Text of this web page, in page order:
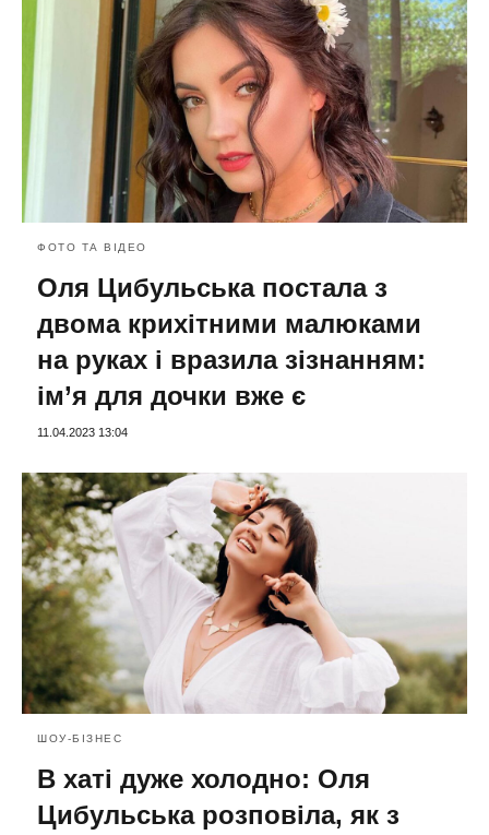
ФОТО ТА ВІДЕО
Оля Цибульська постала з
двома крихітними малюками
на руках і вразила зізнанням:
ім’я для дочки вже є
11.04.2023 13:04
ШОУ-БІЗНЕС
В хаті дуже холодно: Оля
Цибульська розповіла, як з